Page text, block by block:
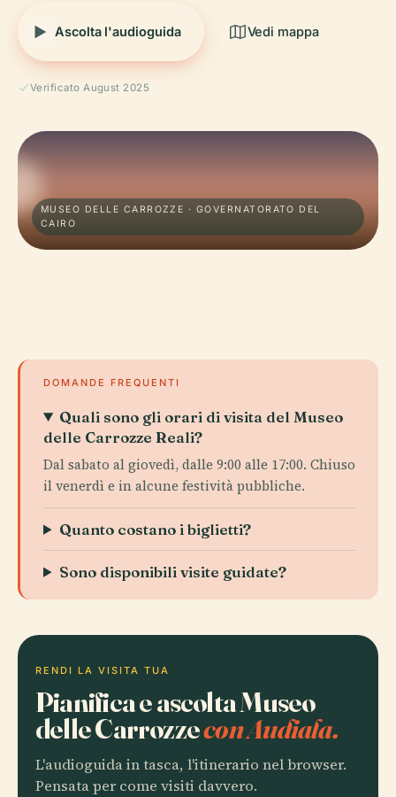
Ascolta l'audioguida Vedi mappa
Verificato August 2025
MUSEO DELLE CARROZZE · GOVERNATORATO DEL
CAIRO
DOMANDE FREQUENTI
Quali sono gli orari di visita del Museo
delle Carrozze Reali?
Dal sabato al giovedì, dalle 9:00 alle 17:00. Chiuso
il venerdì e in alcune festività pubbliche.
Quanto costano i biglietti?
Sono disponibili visite guidate?
RENDI LA VISITA TUA
Pianifica e ascolta Museo
delle Carrozzecon Audiala.
L'audioguida in tasca, l'itinerario nel browser.
Pensata per come visiti davvero.